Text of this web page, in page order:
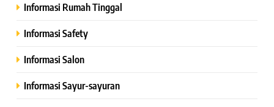
Informasi Rumah Tinggal
Informasi Safety
Informasi Salon
Informasi Sayur-sayuran